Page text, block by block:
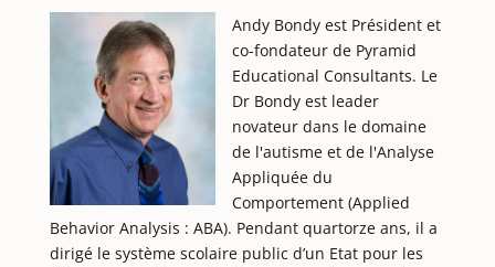
Andy Bondy est Président et
co-fondateur de Pyramid
Educational Consultants. Le
Dr Bondy est leader
novateur dans le domaine
de l'autisme et de l'Analyse
Appliquée du
Comportement (Applied
Behavior Analysis : ABA). Pendant quartorze ans, il a
dirigé le système scolaire public d’un Etat pour les